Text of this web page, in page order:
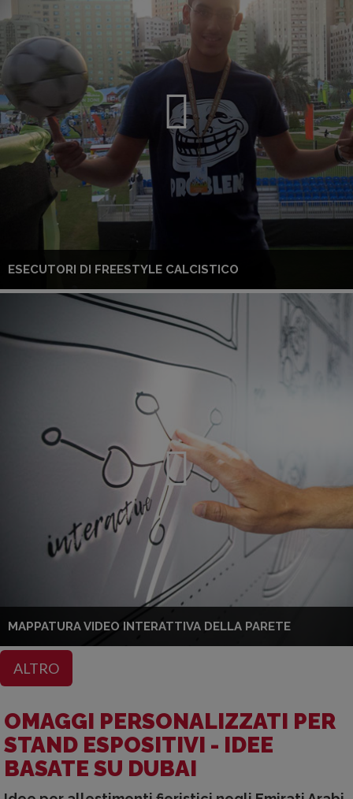
ESECUTORI DI FREESTYLE CALCISTICO
MAPPATURA VIDEO INTERATTIVA DELLA PARETE
ALTRO
OMAGGI PERSONALIZZATI PER
STAND ESPOSITIVI - IDEE
BASATE SU DUBAI